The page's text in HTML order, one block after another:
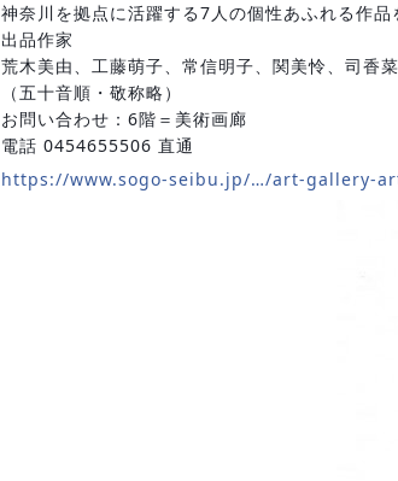
神奈川を拠点に活躍する7人の個性あふれる作品
出品作家
荒木美由、工藤萌子、常信明子、関美怜、司香
（五十音順・敬称略）
お問い合わせ：6階＝美術画廊
電話 0454655506 直通
https://www.sogo-seibu.jp/…/art-gallery-